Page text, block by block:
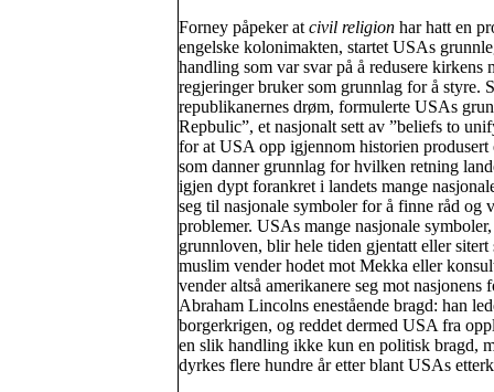
Forney påpeker at civil religion har hatt en
engelske kolonimakten, startet USAs
handling som var svar på å redusere
regjeringer bruker som grunnlag for å styre.
republikanernes drøm, formulerte USAs
Repbulic”, et nasjonalt sett av ”beliefs to
for at USA opp igjennom historien produsert
som danner grunnlag for hvilken retning
igjen dypt forankret i landets mange
seg til nasjonale symboler for å finne råd og
problemer. USAs mange nasjonale
grunnloven, blir hele tiden gjentatt eller
muslim vender hodet mot Mekka eller
vender altså amerikanere seg mot
Abraham Lincolns enestående bragd: han
borgerkrigen, og reddet dermed USA fra
en slik handling ikke kun en politisk bragd,
dyrkes flere hundre år etter blant USAs